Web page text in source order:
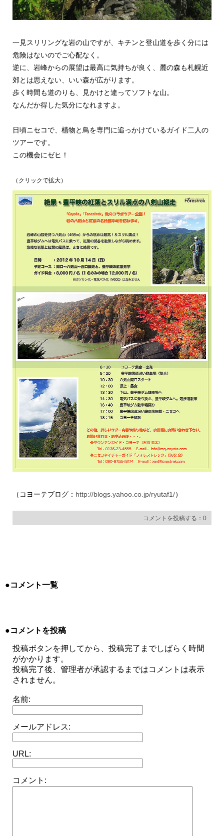
一見スリリングな岩の山ですが、キチンと登山道を歩く分には
危険はないのでご心配なく。
逆に、岩峰からの展望は最高に気持ちが良く、麓の森も札幌近
郊とは思えない、いい森が広がります。
歩く時間も道のりも、見かけと違ってソフトな山。
なんだか得した気分になれますよ。
日頃ニセコで、植物と鳥を専門に追っかけているガイド二人の
ツアーです。
この機会にゼヒ！
（クリックで拡大）
（コヨーテブログ： http://blogs.yahoo.co.jp/ryutaf1/）
コメントを投稿する：0
●コメント一覧
●コメントを投稿
投稿ボタンを押してから、投稿完了までしばらく時間
がかかります。
投稿完了後、管理者が承認するまではコメントは表示
されません。
名前:
メールアドレス:
URL:
コメント: